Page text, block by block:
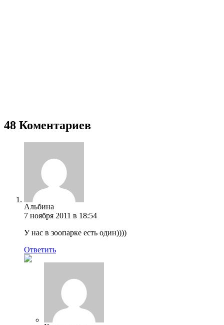
48 Коментариев
Альбина
7 ноября 2011 в 18:54
У нас в зоопарке есть один))))
Ответить